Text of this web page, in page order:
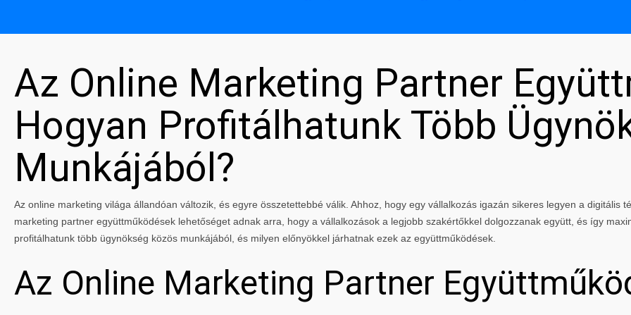
Az Online Marketing Partner
Hogyan Profitálhatunk Több
Munkájából?
Az online marketing világa állandóan változik, és egyre összetettebbé válik. Ahhoz, hogy egy vállalkozás igazán sikeres legyen a digitális
marketing partner együttműködések lehetőséget adnak arra, hogy a vállalkozások a legjobb szakértőkkel dolgozzanak együtt, és így
profitálhatunk több ügynökség közös munkájából, és milyen előnyökkel járhatnak ezek az együttműködések.
Az Online Marketing Partner